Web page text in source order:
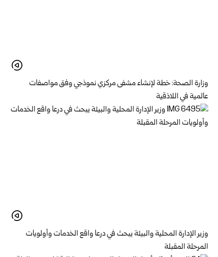
وزارة الصحة: خطة لإنشاء مشفى مركزي نموذجي وفق مواصفات
عالمية في اللاذقية
وزير الإدارة المحلية والبيئة يبحث في درعا واقع الخدمات وأولويات
المرحلة المقبلة